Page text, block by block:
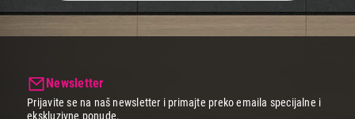
Newsletter
Prijavite se na naš newsletter i primajte preko emaila specijalne i
ekskluzivne ponude.